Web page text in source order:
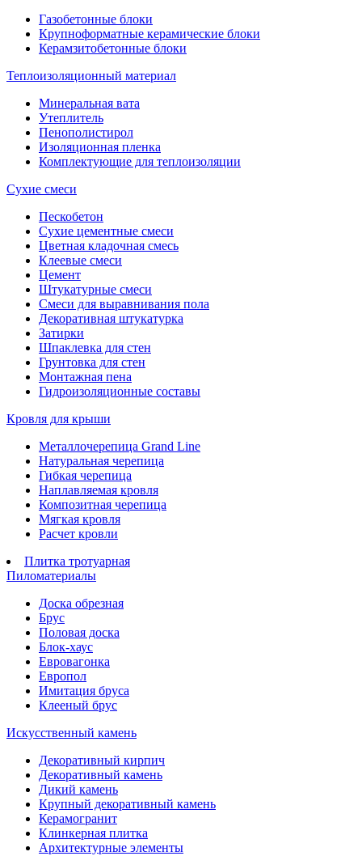
Газобетонные блоки
Крупноформатные керамические блоки
Керамзитобетонные блоки
Теплоизоляционный материал
Минеральная вата
Утеплитель
Пенополистирол
Изоляционная пленка
Комплектующие для теплоизоляции
Сухие смеси
Пескобетон
Сухие цементные смеси
Цветная кладочная смесь
Клеевые смеси
Цемент
Штукатурные смеси
Смеси для выравнивания пола
Декоративная штукатурка
Затирки
Шпаклевка для стен
Грунтовка для стен
Монтажная пена
Гидроизоляционные составы
Кровля для крыши
Металлочерепица Grand Line
Натуральная черепица
Гибкая черепица
Наплавляемая кровля
Композитная черепица
Мягкая кровля
Расчет кровли
Плитка тротуарная
Пиломатериалы
Доска обрезная
Брус
Половая доска
Блок-хаус
Евровагонка
Европол
Имитация бруса
Клееный брус
Искусственный камень
Декоративный кирпич
Декоративный камень
Дикий камень
Крупный декоративный камень
Керамогранит
Клинкерная плитка
Архитектурные элементы